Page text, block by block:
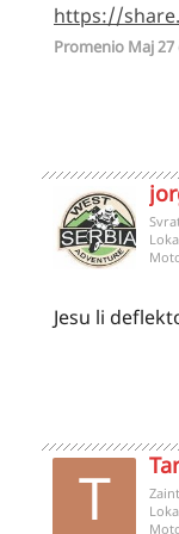
https://
Promenio Maj 27
Jesu li